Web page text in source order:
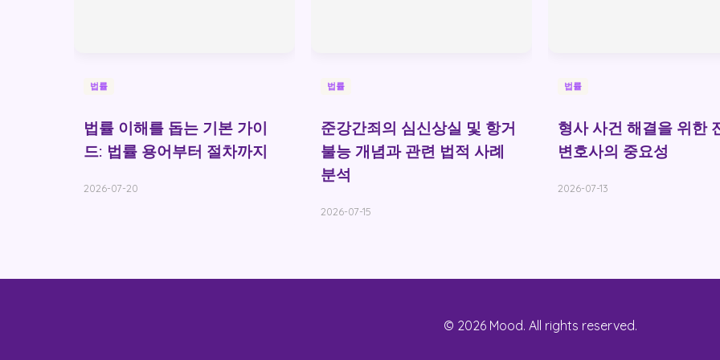
법률
법률 이해를 돕는 기본 가이
드: 법률 용어부터 절차까지
2026-07-20
법률
준강간죄의 심신상실 및 항거
불능 개념과 관련 법적 사례
분석
2026-07-15
법률
형사 사건 해결을 위한
변호사의 중요성
2026-07-13
© 2026 Mood. All rights reserved.